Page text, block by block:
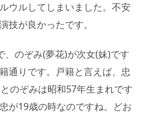
ウルしてしまいました。不安
技が良かったです。
のぞみ(夢花)が次女(妹)です
通りです。戸籍と言えば、忠
のぞみは昭和57年生まれです
が19歳の時なのですね。どお